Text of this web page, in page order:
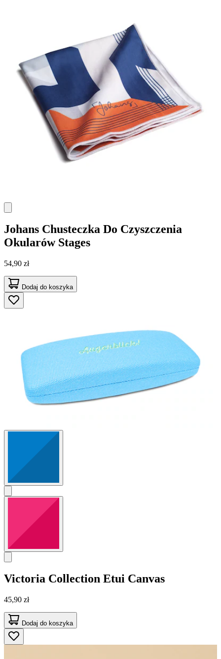
Johans Chusteczka Do Czyszczenia
Okularów Stages
54,90 zł
Dodaj do koszyka
Victoria Collection Etui Canvas
45,90 zł
Dodaj do koszyka